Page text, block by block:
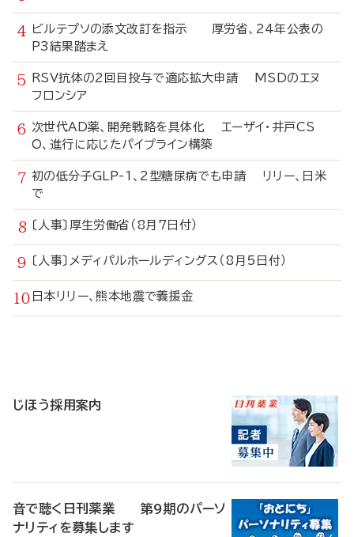
ビルテプソの添文改訂を指示 厚労省、24年公表の
P3結果踏まえ
RSV抗体の2回目投与で適応拡大申請 MSDのエヌ
フロンシア
次世代AD薬、開発戦略を具体化 エーザイ・井戸CS
O、進行に応じたパイプライン構築
初の低分子GLP-1、2型糖尿病でも申請 リリー、日米
で
〔人事〕厚生労働省（8月7日付）
〔人事〕メディパルホールディングス（8月5日付）
日本リリー、熊本地震で義援金
じほう採用案内
音で聴く日刊薬業 第9期のパーソ
ナリティを募集します